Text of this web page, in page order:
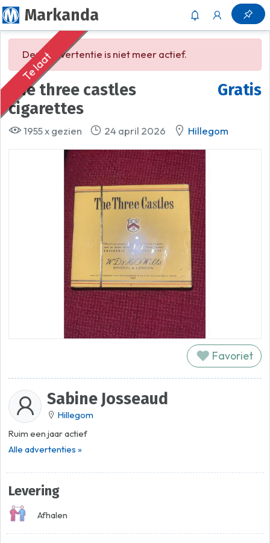
Markanda
Te laat
Deze advertentie is niet meer actief.
Gratis
cigarettes
1955 x gezien 24 april 2026 Hillegom
Favoriet
Sabine Josseaud
Hillegom
Ruim een jaar actief
Alle advertenties »
Levering
Afhalen